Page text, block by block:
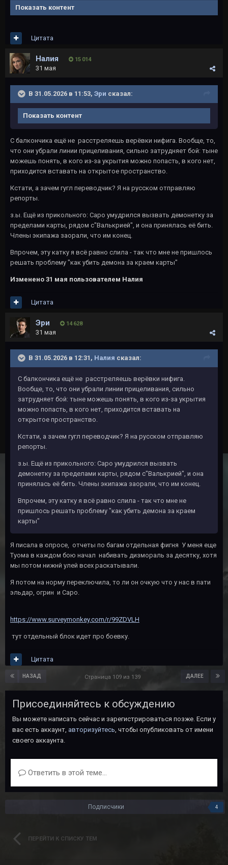
Показать контент
Цитата
Налия 15 014
31 мая
В 31.05.2026 в 11:53, Эри сказал:
Показать контент
С балкончика ещё не расстреляешь верёвки нифига. Вообще, то,
что они убрали линии прицеливания, сильно затрудняет бой: тыне
можешь понять, в кого из-за укрытия можно попасть, в кого нет,
приходится вставать на открытое пространство.
Кстати, а зачем гугл переводчик? Я на русском отправляю
репорты.
з.ы. Ещё из прикольного: Саро умудрился вызвать демонетку за
пределами карты, рядом с"Валькрией", и она принялась её бить.
Члены экипажа заорали, что им конец.
Впрочем, эту катку я всё равно слила - так что мне не пришлось
решать проблему "как убить демона за краем карты"
Изменено 31 мая пользователем Налия
Цитата
Эри 14 628
31 мая
В 31.05.2026 в 12:31, Налия сказал:
С балкончика ещё не расстреляешь верёвки нифига.
Вообще, то, что они убрали линии прицеливания, сильно
затрудняет бой: тыне можешь понять, в кого из-за укрытия
можно попасть, в кого нет, приходится вставать на
открытое пространство.
Кстати, а зачем гугл переводчик? Я на русском отправляю
репорты.
з.ы. Ещё из прикольного: Саро умудрился вызвать
демонетку за пределами карты, рядом с"Валькрией", и она
принялась её бить. Члены экипажа заорали, что им конец.
Впрочем, эту катку я всё равно слила - так что мне не
пришлось решать проблему "как убить демона за краем
карты"
Я писала в опросе, отчеты по багам отдельная фигня У меня еще
Туома в каждом бою начал набивать дизмораль за десятку, хотя
мы потом нижнй улей всех раскатывали.
Я потом на норму переключила, то ли он очкую что у нас в пати
эльдар, огрин и Саро.
https://www.surveymonkey.com/r/99ZDVLH
тут отдельный блок идет про боевку.
Цитата
НАЗАД ДАЛЕЕ
Страница 109 из 139
Присоединяйтесь к обсуждению
Вы можете написать сейчас и зарегистрироваться позже. Если у
вас есть аккаунт, авторизуйтесь, чтобы опубликовать от имени
своего аккаунта.
Ответить в этой теме...
Подписчики 4
ПЕРЕЙТИ К СПИСКУ ТЕМ